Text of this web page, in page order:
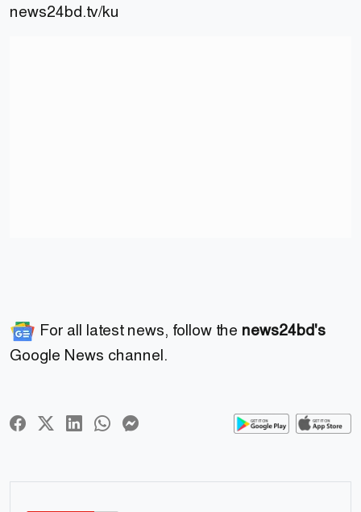
news24bd.tv/ku
For all latest news, follow the news24bd's
Google News channel.